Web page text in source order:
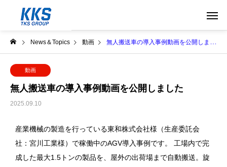
News＆Topics 動画 無人搬送車の導入事例動画を公開しました
動画
無人搬送車の導入事例動画を公開しました
2025.09.10
産業機械の製造を行っている東和株式会社様（生産委託会
社：宮川工業様）で稼働中のAGV導入事例です。 工場内で完
成した最大1.5トンの製品を、屋外の出荷場まで自動搬送。旋